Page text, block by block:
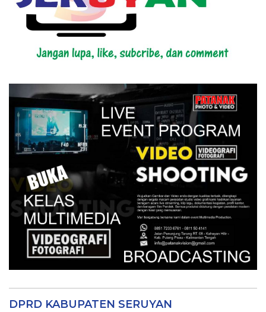
DPRD KABUPATEN SERUYAN